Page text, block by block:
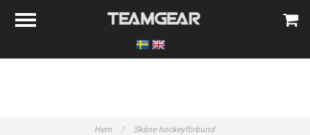
Hem / Skåne hockeyförbund